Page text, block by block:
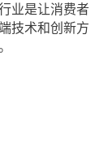
业是让消费者
技术和创新方